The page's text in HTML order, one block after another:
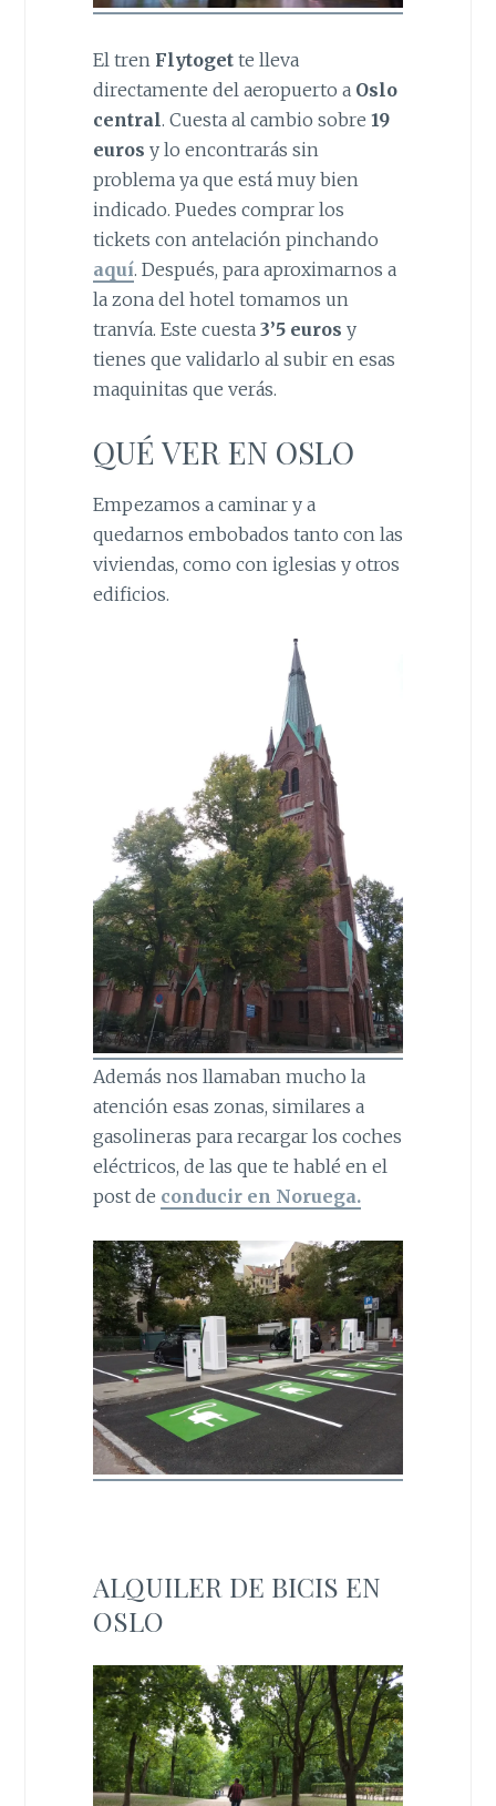
El tren Flytogette lleva
directamente del aeropuerto a Oslo
central. Cuesta al cambio sobre 19
euros y lo encontrarás sin
problema ya que está muy bien
indicado. Puedes comprar los
tickets con antelación pinchando
aquí. Después, para aproximarnos a
la zona del hotel tomamos un
tranvía. Este cuesta 3’5 euros y
tienes que validarlo al subir en esas
maquinitas que verás.
QUÉ VER EN OSLO
Empezamos a caminar y a
quedarnos embobados tanto con las
viviendas, como con iglesias y otros
edificios.
Además nos llamaban mucho la
atención esas zonas, similares a
gasolineras para recargar los coches
eléctricos, de las que te hablé en el
post de conducir en Noruega.
ALQUILER DE BICIS EN
OSLO